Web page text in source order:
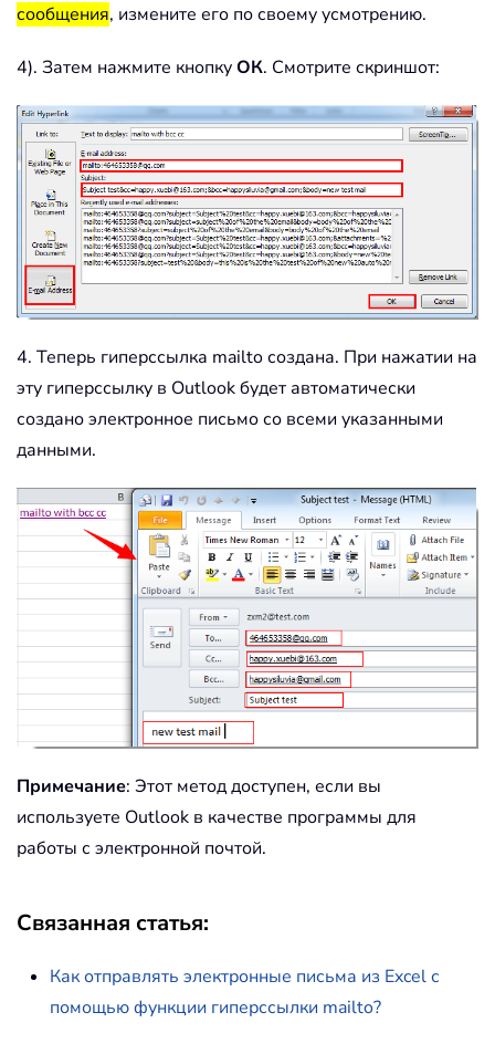
сообщения, измените его по своему усмотрению.
4). Затем нажмите кнопкуОК. Смотрите скриншот:
4. Теперь гиперссылка mailto создана. При нажатии на
эту гиперссылку в Outlook будет автоматически
создано электронное письмо со всеми указанными
данными.
Примечание: Этот метод доступен, если вы
используете Outlook в качестве программы для
работы с электронной почтой.
Связанная статья:
Как отправлять электронные письма из Excel с
помощью функции гиперссылки mailto?